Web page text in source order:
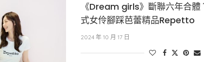
《Dream girls》斷聯六年合體
式女伶腳踩芭蕾精品Repetto
2024 年 10 月 17 日